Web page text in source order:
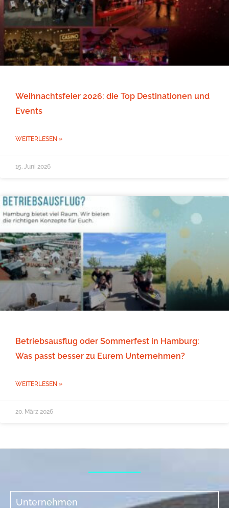
Weihnachtsfeier 2026: die Top Destinationen und
Events
WEITERLESEN »
15. Juni 2026
Betriebsausflug oder Sommerfest in Hamburg:
Was passt besser zu Eurem Unternehmen?
WEITERLESEN »
20. März 2026
Unternehmen